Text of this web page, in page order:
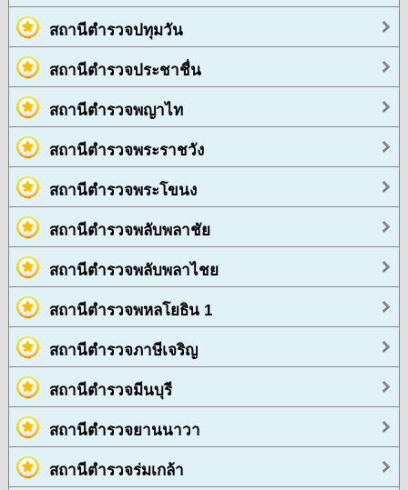
สถานีตำรวจปทุมวัน
สถานีตำรวจประชาชื่น
สถานีตำรวจพญาไท
สถานีตำรวจพระราชวัง
สถานีตำรวจพระโขนง
สถานีตำรวจพลับพลาชัย
สถานีตำรวจพลับพลาไชย
สถานีตำรวจพหลโยธิน 1
สถานีตำรวจภาษีเจริญ
สถานีตำรวจมีนบุรี
สถานีตำรวจยานนาวา
สถานีตำรวจร่มเกล้า